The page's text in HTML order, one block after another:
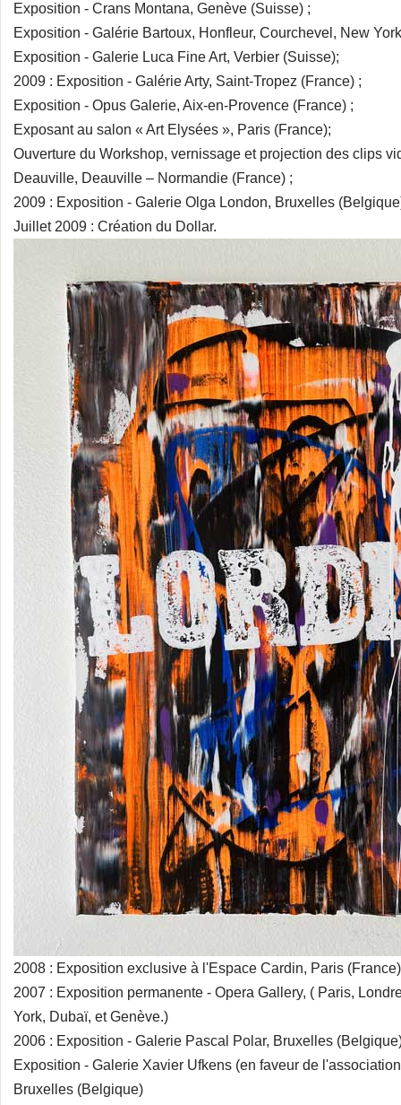
Exposition - Crans Montana, Genève (Suisse) ;
Exposition - Galérie Bartoux, Honfleur, Courchevel, New
Exposition - Galerie Luca Fine Art, Verbier (Suisse);
2009 : Exposition - Galérie Arty, Saint-Tropez (France) ;
Exposition - Opus Galerie, Aix-en-Provence (France) ;
Exposant au salon « Art Elysées », Paris (France);
Ouverture du Workshop, vernissage et projection des clips
Deauville, Deauville – Normandie (France) ;
2009 : Exposition - Galerie Olga London, Bruxelles
Juillet 2009 : Création du Dollar.
2008 : Exposition exclusive à l'Espace Cardin, Paris
2007 : Exposition permanente - Opera Gallery, ( Paris,
York, Dubaï, et Genève.)
2006 : Exposition - Galerie Pascal Polar, Bruxelles
Exposition - Galerie Xavier Ufkens (en faveur de
Bruxelles (Belgique)